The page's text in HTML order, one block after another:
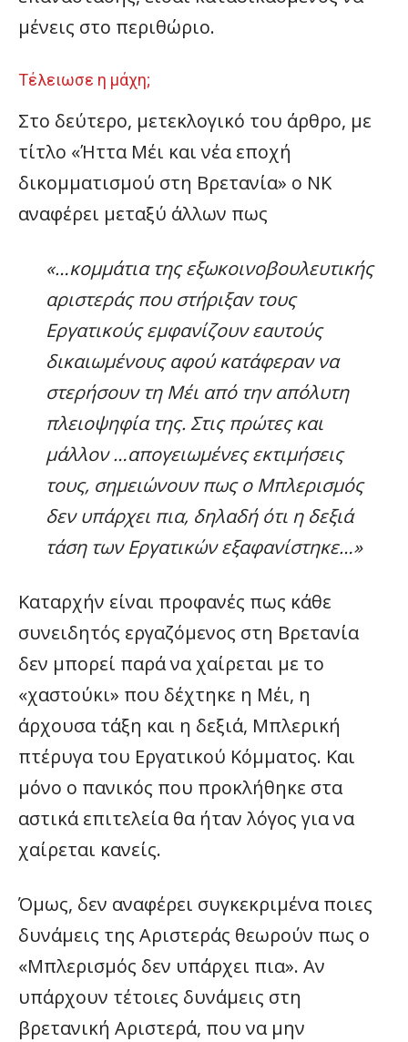
μένεις στο περιθώριο.
Τέλειωσε η μάχη;
Στο δεύτερο, μετεκλογικό του άρθρο, με
τίτλο «Ήττα Μέι και νέα εποχή
δικομματισμού στη Βρετανία» ο ΝΚ
αναφέρει μεταξύ άλλων πως
«…κομμάτια της εξωκοινοβουλευτικής
αριστεράς που στήριξαν τους
Εργατικούς εμφανίζουν εαυτούς
δικαιωμένους αφού κατάφεραν να
στερήσουν τη Μέι από την απόλυτη
πλειοψηφία της. Στις πρώτες και
μάλλον …απογειωμένες εκτιμήσεις
τους, σημειώνουν πως ο Μπλερισμός
δεν υπάρχει πια, δηλαδή ότι η δεξιά
τάση των Εργατικών εξαφανίστηκε…»
Καταρχήν είναι προφανές πως κάθε
συνειδητός εργαζόμενος στη Βρετανία
δεν μπορεί παρά να χαίρεται με το
«χαστούκι» που δέχτηκε η Μέι, η
άρχουσα τάξη και η δεξιά, Μπλερική
πτέρυγα του Εργατικού Κόμματος. Και
μόνο ο πανικός που προκλήθηκε στα
αστικά επιτελεία θα ήταν λόγος για να
χαίρεται κανείς.
Όμως, δεν αναφέρει συγκεκριμένα ποιες
δυνάμεις της Αριστεράς θεωρούν πως ο
«Μπλερισμός δεν υπάρχει πια». Αν
υπάρχουν τέτοιες δυνάμεις στη
βρετανική Αριστερά, που να μην